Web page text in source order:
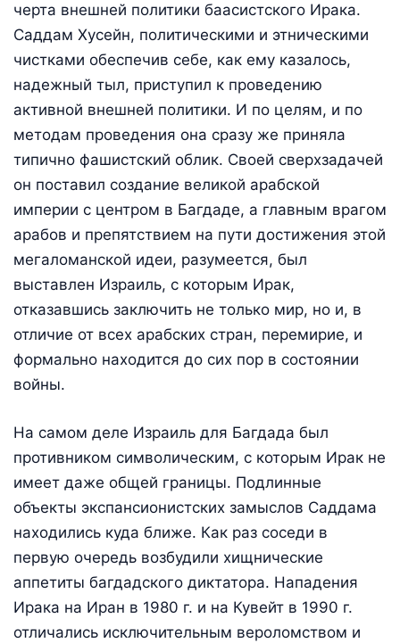
черта внешней политики баасистского Ирака.
Саддам Хусейн, политическими и этническими
чистками обеспечив себе, как ему казалось,
надежный тыл, приступил к проведению
активной внешней политики. И по целям, и по
методам проведения она сразу же приняла
типично фашистский облик. Своей сверхзадачей
он поставил создание великой арабской
империи с центром в Багдаде, а главным врагом
арабов и препятствием на пути достижения этой
мегаломанской идеи, разумеется, был
выставлен Израиль, с которым Ирак,
отказавшись заключить не только мир, но и, в
отличие от всех арабских стран, перемирие, и
формально находится до сих пор в состоянии
войны.
На самом деле Израиль для Багдада был
противником символическим, с которым Ирак не
имеет даже общей границы. Подлинные
объекты экспансионистских замыслов Саддама
находились куда ближе. Как раз соседи в
первую очередь возбудили хищнические
аппетиты багдадского диктатора. Нападения
Ирака на Иран в 1980 г. и на Кувейт в 1990 г.
отличались исключительным вероломством и